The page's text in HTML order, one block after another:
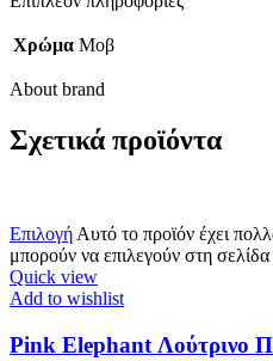
Χρώμα Μοβ
About brand
Σχετικά προϊόντα
Επιλογή Αυτό το προϊόν έχει
μπορούν να επιλεγούν στη σελίδα
Quick view
Add to wishlist
Pink Elephant Λούτρινο